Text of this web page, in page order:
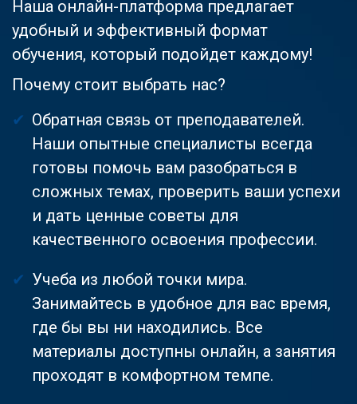
Наша онлайн-платформа предлагает
удобный и эффективный формат
обучения, который подойдет каждому!
Почему стоит выбрать нас?
Обратная связь от преподавателей.
Наши опытные специалисты всегда
готовы помочь вам разобраться в
сложных темах, проверить ваши успехи
и дать ценные советы для
качественного освоения профессии.
Учеба из любой точки мира.
Занимайтесь в удобное для вас время,
где бы вы ни находились. Все
материалы доступны онлайн, а занятия
проходят в комфортном темпе.